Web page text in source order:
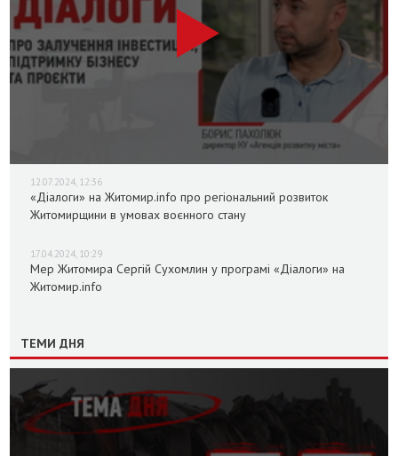
12.07.2024, 12:36
«Діалоги» на Житомир.info про регіональний розвиток
Житомирщини в умовах воєнного стану
17.04.2024, 10:29
Мер Житомира Сергій Сухомлин у програмі «Діалоги» на
Житомир.info
ТЕМИ ДНЯ